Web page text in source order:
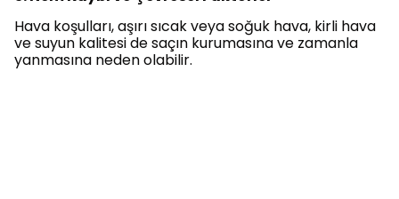
Hava koşulları, aşırı sıcak veya soğuk hava, kirli hava
ve suyun kalitesi de saçın kurumasına ve zamanla
yanmasına neden olabilir.